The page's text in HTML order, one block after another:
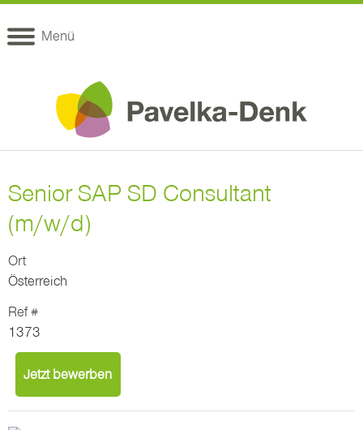
Menü
Senior SAP SD Consultant
(m/w/d)
Ort
Österreich
Ref #
1373
Jetzt bewerben